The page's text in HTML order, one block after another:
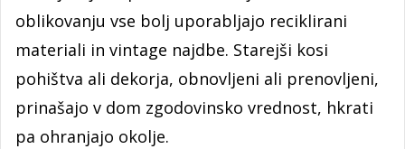
oblikovanju vse bolj uporabljajo reciklirani
materiali in vintage najdbe. Starejši kosi
pohištva ali dekorja, obnovljeni ali prenovljeni,
prinašajo v dom zgodovinsko vrednost, hkrati
pa ohranjajo okolje.